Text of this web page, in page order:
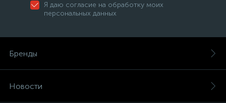
Я даю согласие на обработку моих
персональных данных
Бренды
Новости